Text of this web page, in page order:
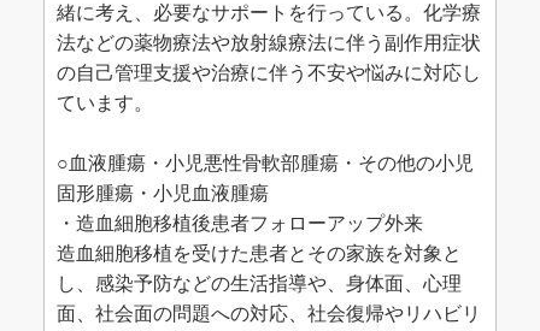
緒に考え、必要なサポートを行っている。化学療
法などの薬物療法や放射線療法に伴う副作用症状
の自己管理支援や治療に伴う不安や悩みに対応し
ています。
○血液腫瘍・小児悪性骨軟部腫瘍・その他の小児
固形腫瘍・小児血液腫瘍
・造血細胞移植後患者フォローアップ外来
造血細胞移植を受けた患者とその家族を対象と
し、感染予防などの生活指導や、身体面、心理
面、社会面の問題への対応、社会復帰やリハビリ